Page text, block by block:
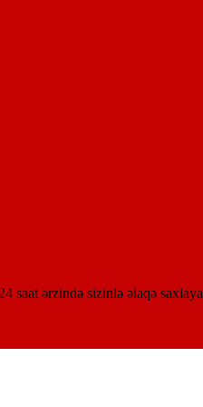
saat ərzində sizinlə əlaqə